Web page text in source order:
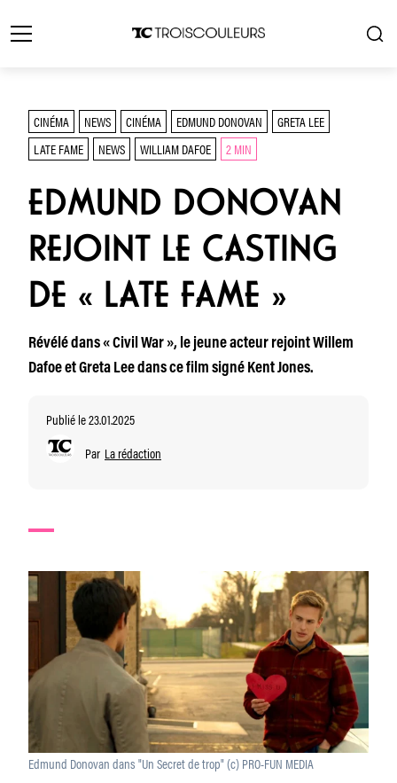
CINÉMA NEWS CINÉMA EDMUND DONOVAN
GRETA LEE
LATE FAME
NEWS WILLIAM DAFOE 2 MIN
EDMUND DONOVAN
REJOINT LE CASTING
DE « LATE FAME »
Révélé dans « Civil War », le jeune acteur rejoint Willem
Dafoe et Greta Lee dans ce film signé Kent Jones.
Publié le 23.01.2025
Par La rédaction
Edmund Donovan dans "Un Secret de trop" (c) PRO-FUN MEDIA